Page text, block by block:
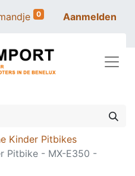
0 Aanmelden
Kinder Pitbikes
Pitbike - MX-E350 -